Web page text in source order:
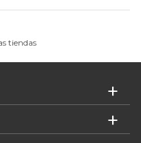
tiendas